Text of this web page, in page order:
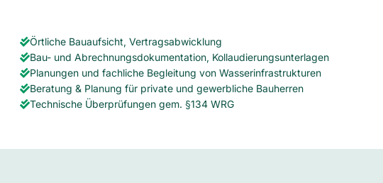
Örtliche Bauaufsicht, Vertragsabwicklung
Bau- und Abrechnungsdokumentation, Kollaudierungsunterlagen
Planungen und fachliche Begleitung von Wasserinfrastrukturen
Beratung & Planung für private und gewerbliche Bauherren
Technische Überprüfungen gem. §134 WRG